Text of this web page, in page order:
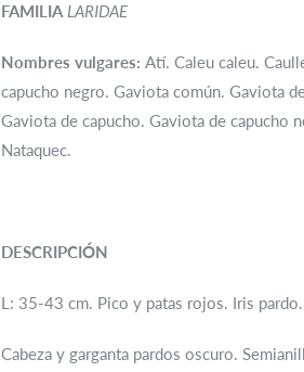
FAMILIA LARIDAE
Nombres vulgares: Atí. Caleu caleu.
capucho negro. Gaviota común. Gaviota
Gaviota de capucho. Gaviota de capucho
Nataquec.
DESCRIPCIÓN
L: 35-43 cm. Pico y patas rojos. Iris pardo.
Cabeza y garganta pardos oscuro.